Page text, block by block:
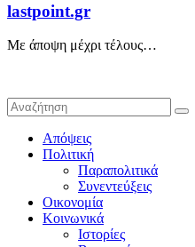
lastpoint.gr
Με άποψη μέχρι τέλους…
Απόψεις
Πολιτική
Παραπολιτικά
Συνεντεύξεις
Οικονομία
Κοινωνικά
Ιστορίες